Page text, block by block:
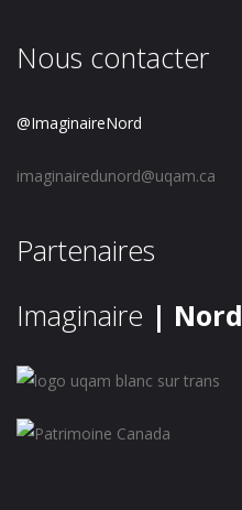
Nous contacter
@ImaginaireNord
imaginairedunord@uqam.ca
Partenaires
Imaginaire | Nord